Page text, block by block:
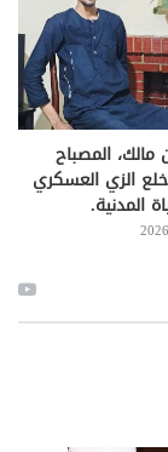
مالك، المصباح
الزي العسكري
المدنية.